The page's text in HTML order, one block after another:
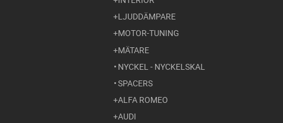
LJUDDÄMPARE
MOTOR-TUNING
MÄTARE
NYCKEL - NYCKELSKAL
SPACERS
ALFA ROMEO
AUDI